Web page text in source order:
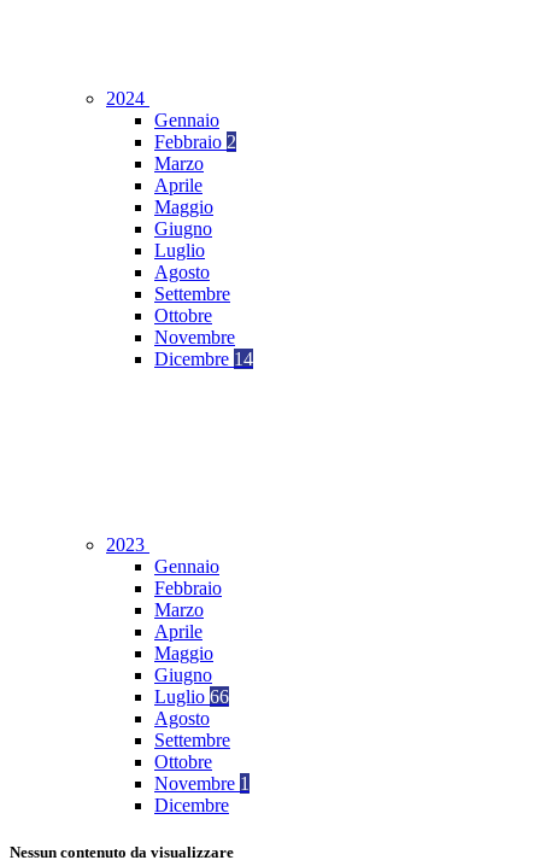
2024
Gennaio
Febbraio 2
Marzo
Aprile
Maggio
Giugno
Luglio
Agosto
Settembre
Ottobre
Novembre
Dicembre 14
2023
Gennaio
Febbraio
Marzo
Aprile
Maggio
Giugno
Luglio 66
Agosto
Settembre
Ottobre
Novembre 1
Dicembre
Nessun contenuto da visualizzare